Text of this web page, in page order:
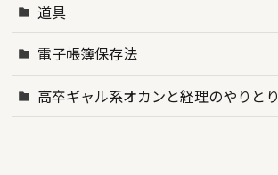
道具
電子帳簿保存法
高卒ギャル系オカンと経理のやりとり